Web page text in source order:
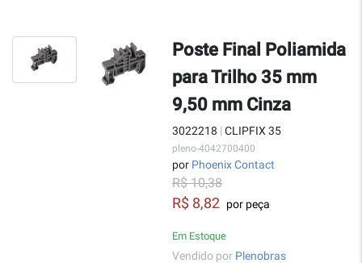
Poste Final Poliamida
para Trilho 35 mm
9,50 mm Cinza
3022218 | CLIPFIX 35
pleno-4042700400
por Phoenix Contact
R$ 10,38
R$ 8,82 por peça
Em Estoque
Vendido por Plenobras